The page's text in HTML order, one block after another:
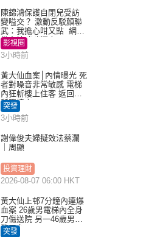
陳錦鴻保護自閉兒受訪
變嗌交？ 激動反駁顏聯
武：我擔心咁又點 網民
批主持咄咄逼人
影視圈
3小時前
黃大仙血案│內情曝光 死
者對噪音非常敏感 電梯
內狂斬樓上住客 返回住
所墮樓亡
突發
3小時前
謝偉俊夫婦擬效法蔡瀾
｜周顯
投資理財
2026-08-07 06:00 HKT
黃大仙上邨7分鐘內連爆
血案 26歲男電梯內全身
刀傷送院 另一46歲男倒
斃平台
突發